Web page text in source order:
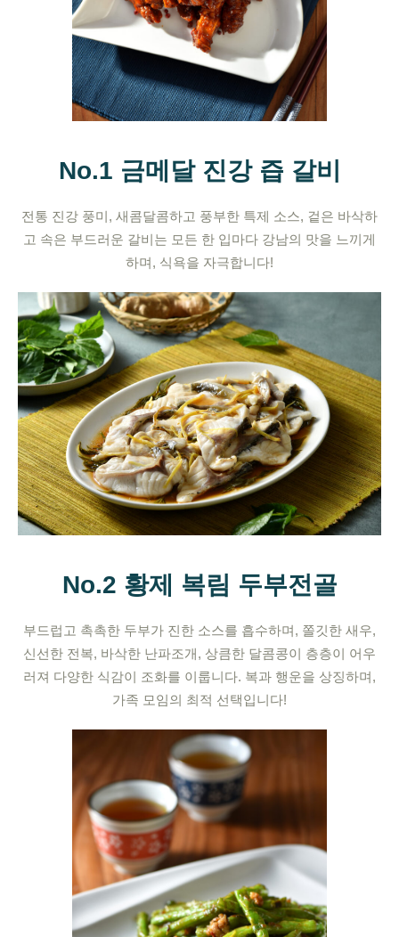
No.1 금메달 진강 즙 갈비
전통 진강 풍미, 새콤달콤하고 풍부한 특제 소스, 겉은 바삭하
고 속은 부드러운 갈비는 모든 한 입마다 강남의 맛을 느끼게
하며, 식욕을 자극합니다!
No.2 황제 복림 두부전골
부드럽고 촉촉한 두부가 진한 소스를 흡수하며, 쫄깃한 새우,
신선한 전복, 바삭한 난파조개, 상큼한 달콤콩이 층층이 어우
러져 다양한 식감이 조화를 이룹니다. 복과 행운을 상징하며,
가족 모임의 최적 선택입니다!